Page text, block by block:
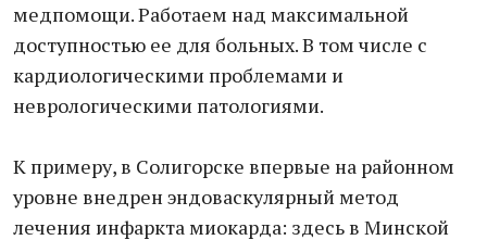
медпомощи. Работаем над максимальной
доступностью ее для больных. В том числе с
кардиологическими проблемами и
неврологическими патологиями.
К примеру, в Солигорске впервые на районном
уровне внедрен эндоваскулярный метод
лечения инфаркта миокарда: здесь в Минской